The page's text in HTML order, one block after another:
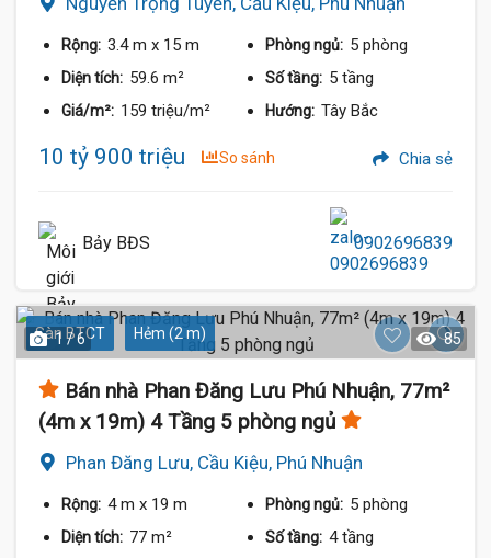
Rộng: 3.4 m x 15 m Phòng ngủ: 5 phòng
Diện tích: 59.6 m² Số tầng: 5 tầng
Giá/m²: 159 triệu/m² Hướng: Tây Bắc
10 tỷ 900 triệu So sánh Chia sẻ
Bảy BĐS 0902696839
Sàn BTCT Hẻm (2 m)
1 / 6 85
Bán nhà Phan Đăng Lưu Phú Nhuận, 77m²
(4m x 19m) 4 Tầng 5 phòng ngủ
Phan Đăng Lưu, Cầu Kiệu, Phú Nhuận
Rộng: 4 m x 19 m Phòng ngủ: 5 phòng
Diện tích: 77 m² Số tầng: 4 tầng